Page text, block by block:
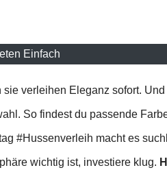
Einfach
verleihen Eleganz sofort.
So findest du passende
#Hussenverleih macht es
wichtig ist, investiere klug.